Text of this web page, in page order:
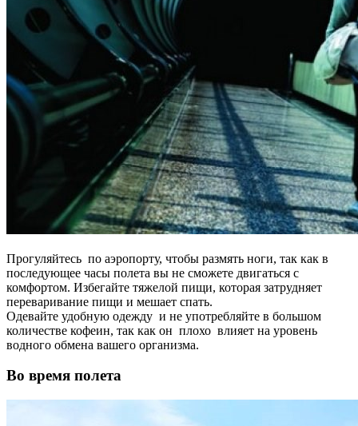
Прогуляйтесь по аэропорту, чтобы размять ноги, так как в
последующее часы полета вы не сможете двигаться с
комфортом. Избегайте тяжелой пищи, которая затрудняет
переваривание пищи и мешает спать.
Одевайте удобную одежду и не употребляйте в большом
количестве кофеин, так как он плохо влияет на уровень
водного обмена вашего организма.
Во время полета